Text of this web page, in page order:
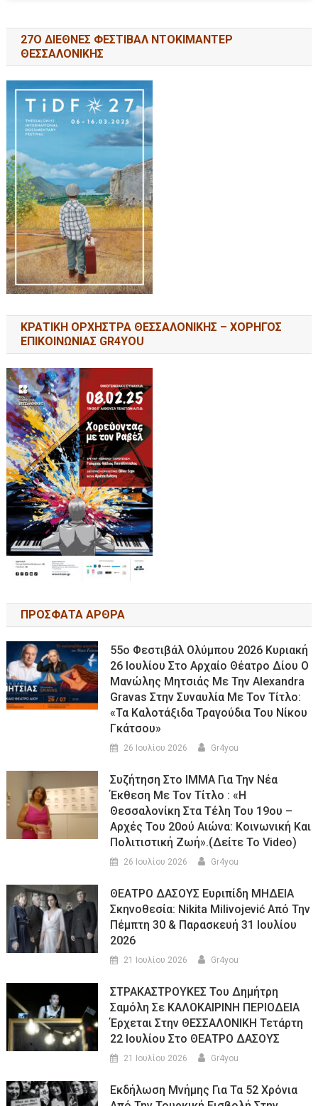
27Ο ΔΙΕΘΝΕΣ ΦΕΣΤΙΒΑΛ ΝΤΟΚΙΜΑΝΤΕΡ
ΘΕΣΣΑΛΟΝΙΚΗΣ
ΚΡΑΤΙΚΗ ΟΡΧΗΣΤΡΑ ΘΕΣΣΑΛΟΝΙΚΗΣ – ΧΟΡΗΓΟΣ
ΕΠΙΚΟΙΝΩΝΙΑΣ GR4YOU
ΠΡΟΣΦΑΤΑ ΑΡΘΡΑ
55ο Φεστιβάλ Ολύμπου 2026 Κυριακή
26 Ιουλίου Στο Αρχαίο Θέατρο Δίου Ο
Μανώλης Μητσιάς Με Την Alexandra
Gravas Στην Συναυλία Με Τον Τίτλο:
«τα Καλοτάξιδα Τραγούδια Του Νίκου
Γκάτσου»
26 Ιουλίου 2026 Gr4you
Συζήτηση Στο ΙΜΜΑ Για Την Νέα
Έκθεση Με Τον Τίτλο : «Η
Θεσσαλονίκη Στα Τέλη Του 19ου –
Αρχές Του 20ού Αιώνα: Κοινωνική Και
Πολιτιστική Ζωή».(Δείτε Το Video)
26 Ιουλίου 2026 Gr4you
ΘΕΑΤΡΟ ΔΑΣΟΥΣ Ευριπίδη ΜΗΔΕΙΑ
Σκηνοθεσία: Nikita Milivojević Από Την
Πέμπτη 30 & Παρασκευή 31 Ιουλίου
2026
21 Ιουλίου 2026 Gr4you
ΣΤΡΑΚΑΣΤΡΟΥΚΕΣ Του Δημήτρη
Σαμόλη Σε ΚΑΛΟΚΑΙΡΙΝΗ ΠΕΡΙΟΔΕΙΑ
Έρχεται Στην ΘΕΣΣΑΛΟΝΙΚΗ Τετάρτη
22 Ιουλίου Στο ΘΕΑΤΡΟ ΔΑΣΟΥΣ
21 Ιουλίου 2026 Gr4you
Εκδήλωση Μνήμης Για Τα 52 Χρόνια